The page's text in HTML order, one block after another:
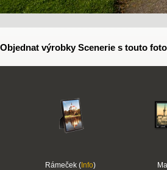
Objednat výrobky Scenerie s touto
Rámeček (Info)